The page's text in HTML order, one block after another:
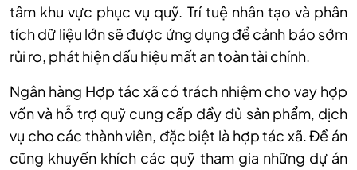
tâm khu vực phục vụ quỹ. Trí tuệ nhân tạo và phân
tích dữ liệu lớn sẽ được ứng dụng để cảnh báo sớm
rủi ro, phát hiện dấu hiệu mất an toàn tài chính.
Ngân hàng Hợp tác xã có trách nhiệm cho vay hợp
vốn và hỗ trợ quỹ cung cấp đầy đủ sản phẩm, dịch
vụ cho các thành viên, đặc biệt là hợp tác xã. Đề án
cũng khuyến khích các quỹ tham gia những dự án